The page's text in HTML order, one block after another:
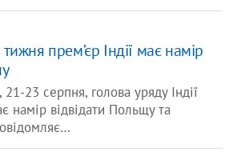
прем’єр Індії має намір
23 серпня, голова уряду Індії
намір відвідати Польщу та